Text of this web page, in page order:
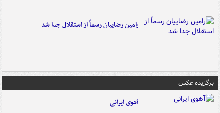
رامین رضاییان رسماً از استقلال جدا شد
برگزیده عکس
آهوی ایرانی